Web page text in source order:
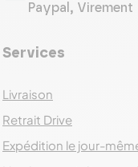
Paypal, Virement
Services
Livraison
Retrait Drive
Expédition le jour-